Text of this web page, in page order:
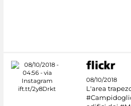
08/10/2018
L'area